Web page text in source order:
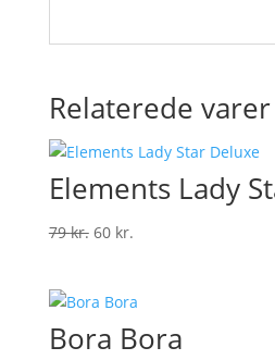
Relaterede varer
Elements Lady
79kr. Den
var:
79 kr..
60 kr.Den
er:
60 kr..
Bora Bora